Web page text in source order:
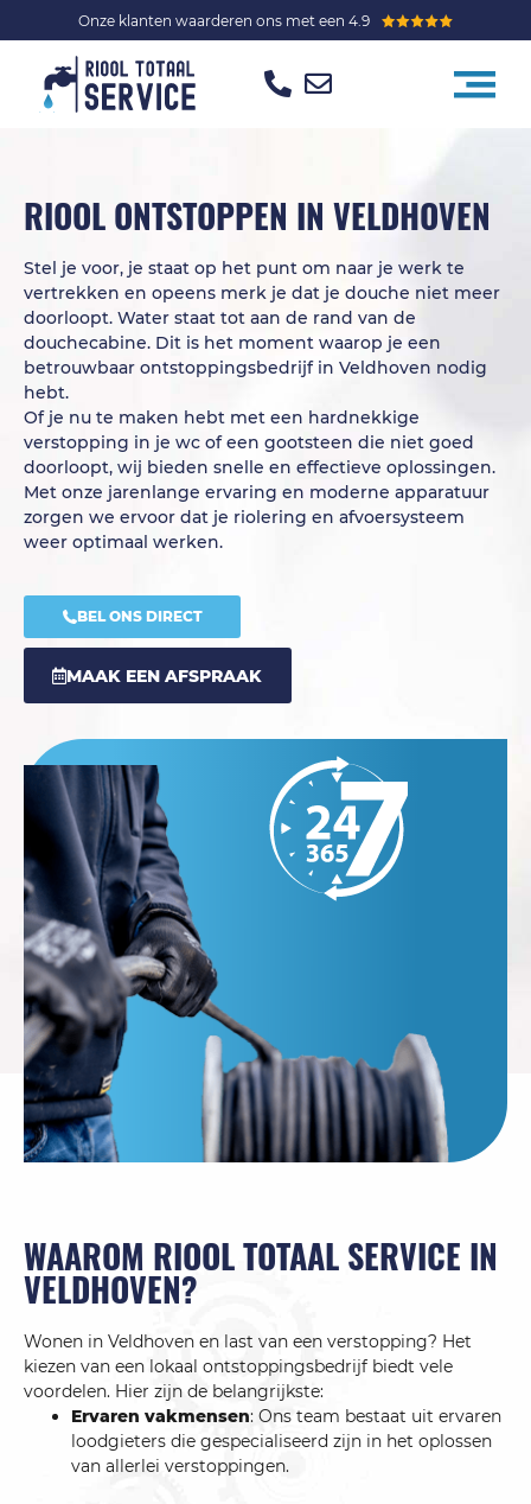
Onze klanten waarderen ons met een 4.9
RIOOL ONTSTOPPEN IN VELDHOVEN
Stel je voor, je staat op het punt om naar je werk te
vertrekken en opeens merk je dat je douche niet meer
doorloopt. Water staat tot aan de rand van de
douchecabine. Dit is het moment waarop je een
betrouwbaar ontstoppingsbedrijf in Veldhoven nodig
hebt.
Of je nu te maken hebt met een hardnekkige
verstopping in je wc of een gootsteen die niet goed
doorloopt, wij bieden snelle en effectieve oplossingen.
Met onze jarenlange ervaring en moderne apparatuur
zorgen we ervoor dat je riolering en afvoersysteem
weer optimaal werken.
BEL ONS DIRECT
MAAK EEN AFSPRAAK
WAAROM RIOOL TOTAAL SERVICE IN
VELDHOVEN?
Wonen in Veldhoven en last van een verstopping? Het
kiezen van een lokaal ontstoppingsbedrijf biedt vele
voordelen. Hier zijn de belangrijkste:
Ervaren vakmensen: Ons team bestaat uit ervaren
loodgieters die gespecialiseerd zijn in het oplossen
van allerlei verstoppingen.